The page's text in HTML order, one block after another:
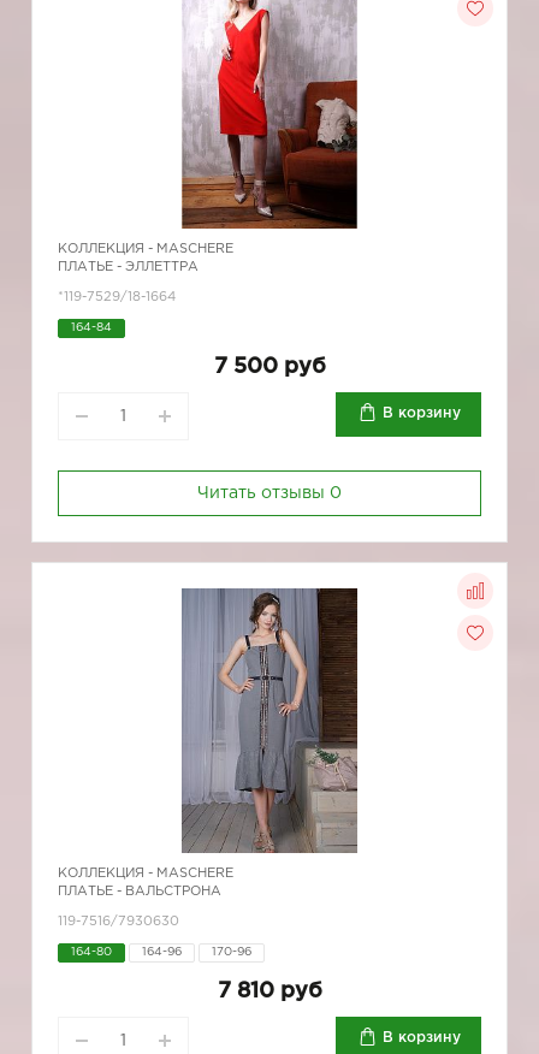
КОЛЛЕКЦИЯ - MASCHERE
ПЛАТЬЕ - ЭЛЛЕТТРА
*119-7529/18-1664
164-84
7 500 руб
В корзину
Читать отзывы 0
КОЛЛЕКЦИЯ - MASCHERE
ПЛАТЬЕ - ВАЛЬСТРОНА
119-7516/7930630
164-80 164-96 170-96
7 810 руб
В корзину